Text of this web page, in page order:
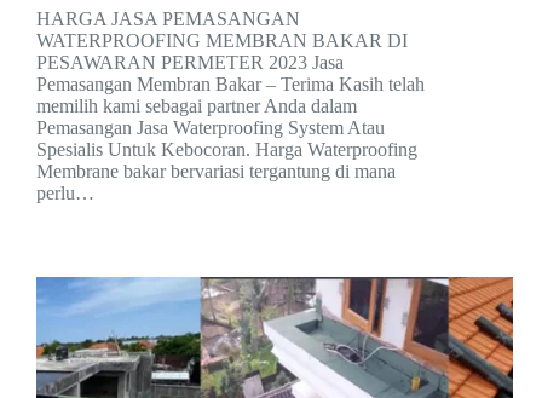
HARGA JASA PEMASANGAN
WATERPROOFING MEMBRAN BAKAR DI
PESAWARAN PERMETER 2023 Jasa
Pemasangan Membran Bakar – Terima Kasih telah
memilih kami sebagai partner Anda dalam
Pemasangan Jasa Waterproofing System Atau
Spesialis Untuk Kebocoran. Harga Waterproofing
Membrane bakar bervariasi tergantung di mana
perlu…